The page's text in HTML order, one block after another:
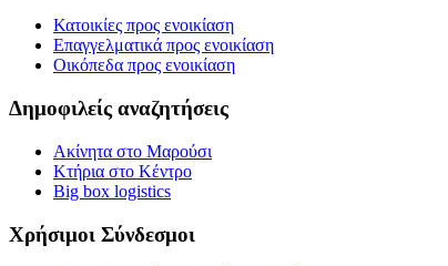
Κατοικίες προς ενοικίαση
Επαγγελματικά προς ενοικίαση
Οικόπεδα προς ενοικίαση
Δημοφιλείς αναζητήσεις
Ακίνητα στο Μαρούσι
Κτήρια στο Κέντρο
Big box logistics
Χρήσιμοι Σύνδεσμοι